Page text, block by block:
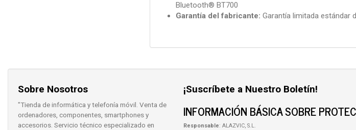
Bluetooth® BT700
Garantía del fabricante: Garantía limitada estándar
Sobre Nosotros
"Tienda de informática y telefonía móvil. Venta de
ordenadores, componentes, smartphones y
accesorios. Servicio técnico especializado en
¡Suscríbete a Nuestro Boletín!
INFORMACIÓN BÁSICA SOBRE
Responsable: ALAZVIC, S.L.